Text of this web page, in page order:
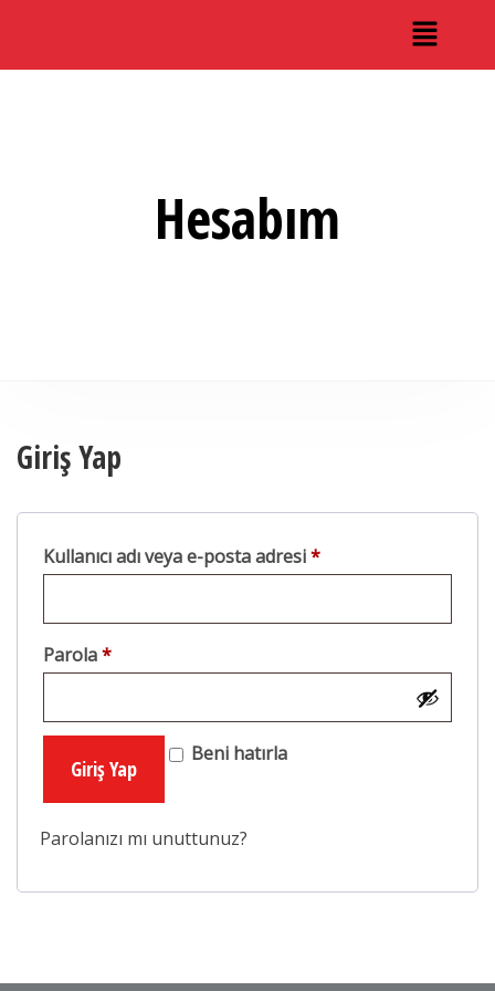
Hesabım
Giriş Yap
Kullanıcı adı veya e-posta adresi*
Parola*
Beni hatırla
Giriş Yap
Parolanızı mı unuttunuz?